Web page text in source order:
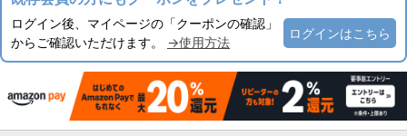
ログイン後、マイページの「クーポンの確認」
からご確認いただけます。 →使用方法
ログインはこちら